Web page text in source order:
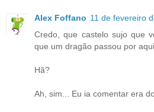
Alex Foffano 11 de fevereiro
Credo, que castelo sujo que
que um dragão passou por
Hã?
Ah, sim... Eu ia comentar era